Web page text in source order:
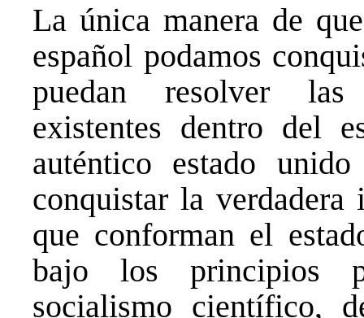
La única manera de
español podamos
puedan resolver las
existentes dentro del
auténtico estado
conquistar la verdadera
que conforman el
bajo los principios
socialismo científico,